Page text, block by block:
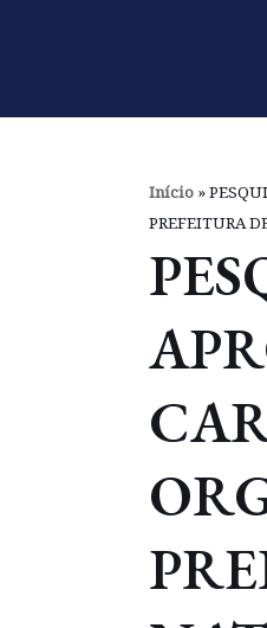
Início »
PREFEITURA